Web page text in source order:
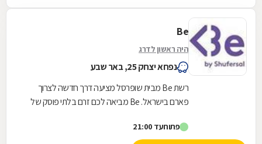
Be
היה ראשון לדרג
נפחא יצחק 25, באר שבע
רשת Be מבית שופרסל מציעה דרך חדשה לצרוך
פארם בישראל. Be מביאה לכם זרם בלתי פוסק של
ובחו"ל, כזה...
פתוחעד 21:00